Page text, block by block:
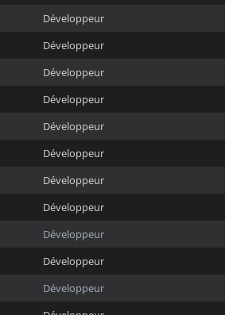
Développeur
Développeur
Développeur
Développeur
Développeur
Développeur
Développeur
Développeur
Développeur
Développeur
Développeur